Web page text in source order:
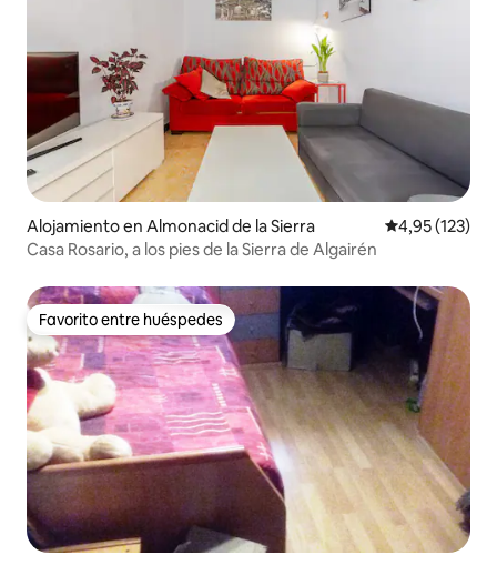
Alojamiento en Almonacid de la Sierra Calificación
4,95 (123)
Casa Rosario, a los pies de la Sierra de Algairén
Favorito entre huéspedes
Favorito entre huéspedes